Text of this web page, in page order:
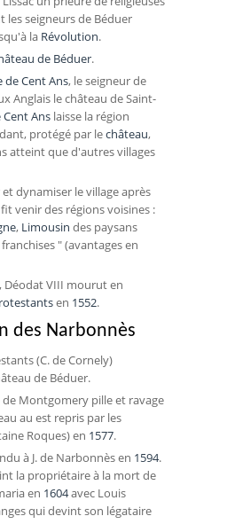
les seigneurs de Béduer
la Révolution.
de Béduer.
de Cent Ans, le seigneur de
Anglais le château de Saint-
Ans laisse la région
protégé par lechâteau,
atteint que d'autres villages
dynamiser le village après
venir des régions voisines :
, Limousin des paysans
" (avantages en
Déodat VIII mourut en
en 1552.
des Narbonnès
(C. de Cornely)
de Béduer.
Montgomery pille et ravage
au est repris par les
Roques) en 1577.
à J. de Narbonnèsen 1594.
la propriétaire à la mort de
en 1604avec Louis
qui devint son légataire